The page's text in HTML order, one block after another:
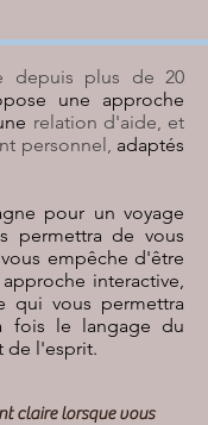
claire lorsque vous
depuis plus de 20
une approche
relation d'aide, et
personnel, adaptés
pour un voyage
permettra de vous
empêche d'être
interactive,
qui vous permettra
fois le langage du
de l'esprit.